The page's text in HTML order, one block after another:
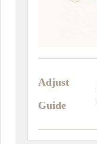
ベース (JK)
Adjust
Guide